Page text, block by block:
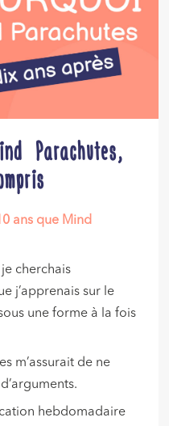
Parachutes,
ans que Mind
cherchais
j’apprenais sur le
une forme à la fois
m’assurait de ne
hebdomadaire